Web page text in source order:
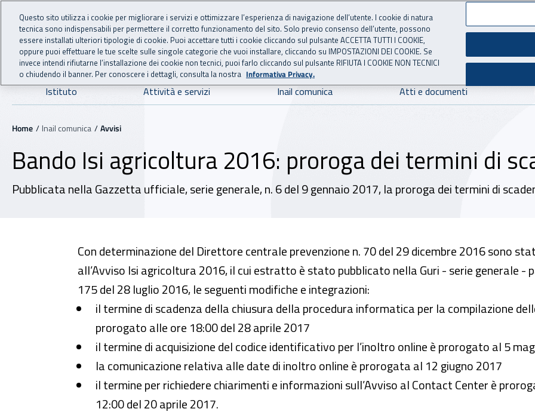
Vai al menu principale
Vai al contenuto principale
INAIL - Istituto Nazionale per l'Assicurazione
Navigazione principale
Istituto Attività e servizi Inail comunica Atti e documenti
Navigazione - Ti trovi in:
Home Inail comunica Avvisi
Bando Isi agricoltura 2016: proroga dei termini di
Pubblicata nella Gazzetta ufficiale, serie generale, n. 6 del 9 gennaio 2017, la proroga dei termini di
Con determinazione del Direttore centrale prevenzione n. 70 del 29 dicembre 2016 sono
all’Avviso Isi agricoltura 2016, il cui estratto è stato pubblicato nella Guri - serie generale -
175 del 28 luglio 2016, le seguenti modifiche e integrazioni:
il termine di scadenza della chiusura della procedura informatica per la compilazione
prorogato alle ore 18:00 del 28 aprile 2017
il termine di acquisizione del codice identificativo per l’inoltro online è prorogato al 5
la comunicazione relativa alle date di inoltro online è prorogata al 12 giugno 2017
il termine per richiedere chiarimenti e informazioni sull’Avviso al Contact Center è
12:00 del 20 aprile 2017.
Questo sito utilizza i cookie per migliorare i servizi e ottimizzare l’esperienza di navigazione dell’utente. I cookie di natura
tecnica sono indispensabili per permettere il corretto funzionamento del sito. Solo previo consenso dell’utente, possono
essere installati ulteriori tipologie di cookie. Puoi accettare tutti i cookie cliccando sul pulsante ACCETTA TUTTI I COOKIE,
oppure puoi effettuare le tue scelte sulle singole categorie che vuoi installare, cliccando su IMPOSTAZIONI DEI COOKIE. Se
invece intendi rifiutarne l’installazione dei cookie non tecnici, puoi farlo cliccando sul pulsante RIFIUTA I COOKIE NON TECNICI
o chiudendo il banner. Per conoscere i dettagli, consulta la nostra Informativa Privacy.